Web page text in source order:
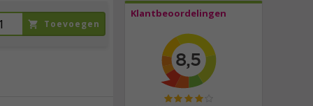
Klantbeoordelingen
Toevoegen